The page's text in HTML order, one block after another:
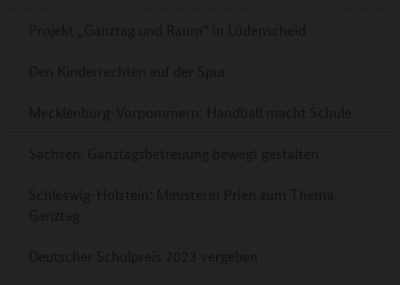
Projekt „Ganztag und Raum“ in Lüdenscheid
Den Kinderrechten auf der Spur
Mecklenburg-Vorpommern: Handball macht Schule
Sachsen: Ganztagsbetreuung bewegt gestalten
Schleswig-Holstein: Ministerin Prien zum Thema
Ganztag
Deutscher Schulpreis 2023 vergeben